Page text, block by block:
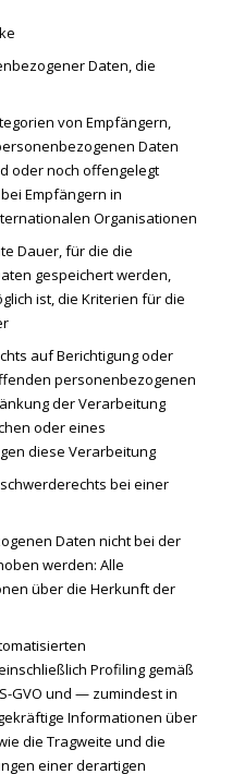
Daten, die
von Empfängern,
Daten
oder noch offengelegt
Empfängern in
Organisationen
Dauer, für die die
gespeichert werden,
ist, die Kriterien für die
auf Berichtigung oder
personenbezogenen
der Verarbeitung
oder eines
diese Verarbeitung
bei einer
Daten nicht bei der
werden: Alle
über die Herkunft der
Profiling gemäß
GVO und — zumindest in
Informationen über
die Tragweite und die
einer derartigen